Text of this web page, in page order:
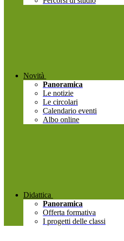
Novità
Panoramica
Le notizie
Le circolari
Calendario eventi
Albo online
Didattica
Panoramica
Offerta formativa
I progetti delle classi